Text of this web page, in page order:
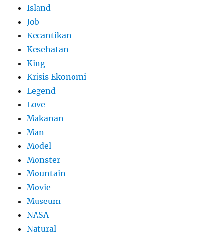
Island
Job
Kecantikan
Kesehatan
King
Krisis Ekonomi
Legend
Love
Makanan
Man
Model
Monster
Mountain
Movie
Museum
NASA
Natural